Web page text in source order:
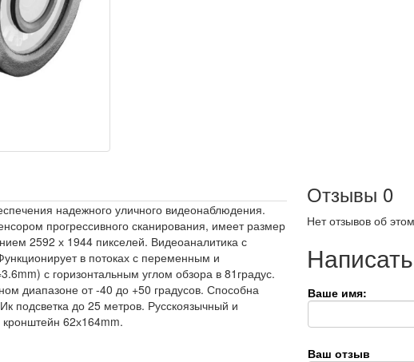
надежного уличного видеонаблюдения.
прогрессивного сканирования, имеет размер
2592 х 1944 пикселей. Видеоаналитика с
в потоках с переменным и
с горизонтальным углом обзора в 81градус.
диапазоне от -40 до +50 градусов. Способна
подсветка до 25 метров. Русскоязычный и
62х164mm.
Отзывы 0
Нет отзывов об
Ваше имя:
Ваш отзыв